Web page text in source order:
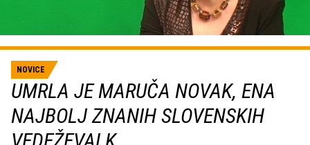
NOVICE
UMRLA JE MARUČA NOVAK, ENA
NAJBOLJ ZNANIH SLOVENSKIH